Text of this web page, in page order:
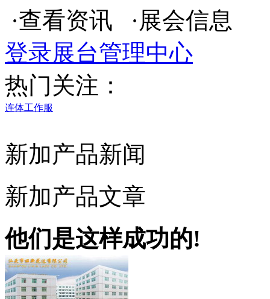
·查看资讯 ·展会信息
登录展台管理中心
热门关注：
连体工作服
新加产品新闻
新加产品文章
他们是这样成功的!